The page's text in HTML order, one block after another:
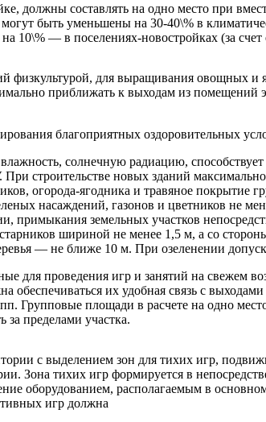
должны составлять на одно место при
быть уменьшены на 30-40\% в
10\% — в поселениях-новостройках (за
для выращивания овощных и
приближать к выходам из помещений
благоприятных оздоровительных
солнечную радиацию,
строительстве новых зданий
огорода-ягодника и травяное
насаждений, газонов и цветников не
примыкания земельных участков
шириной не менее 1,5 м, а со
— не ближе 10 м. При озеленении
для проведения игр и занятий на свежем
их удобная связь с
Групповые площади в расчете на одно
за пределами участка.
с выделением зон для тихих игр,
Зона тихих игр формируется в
оборудованием, располагаемым в
игр должна